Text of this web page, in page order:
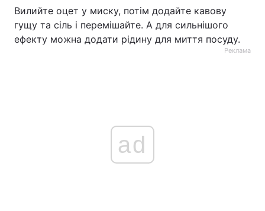
Вилийте оцет у миску, потім додайте кавову
гущу та сіль і перемішайте. А для сильнішого
ефекту можна додати рідину для миття посуду.
Реклама
ad